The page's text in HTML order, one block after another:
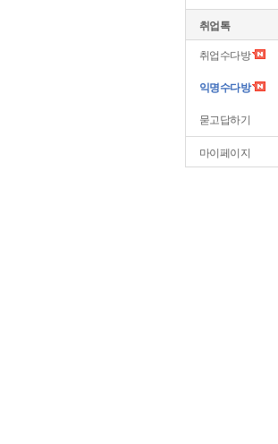
취업톡
취업수다방
익명수다방
묻고답하기
마이페이지